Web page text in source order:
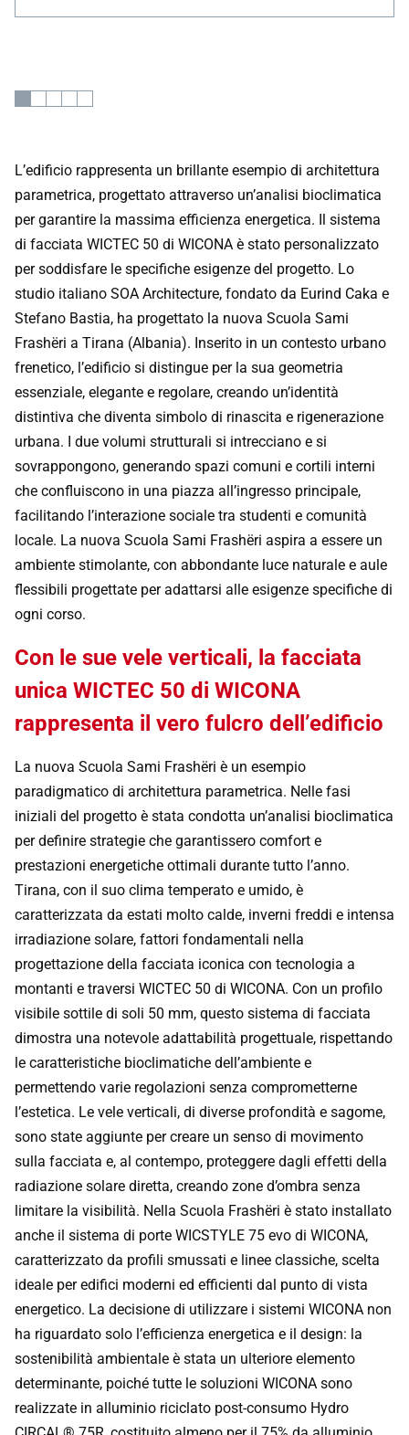
L’edificio rappresenta un brillante esempio di architettura
parametrica, progettato attraverso un’analisi bioclimatica
per garantire la massima efficienza energetica. Il sistema
di facciata WICTEC 50 di WICONA è stato personalizzato
per soddisfare le specifiche esigenze del progetto. Lo
studio italiano SOA Architecture, fondato da Eurind Caka e
Stefano Bastia, ha progettato la nuova Scuola Sami
Frashëri a Tirana (Albania). Inserito in un contesto urbano
frenetico, l’edificio si distingue per la sua geometria
essenziale, elegante e regolare, creando un’identità
distintiva che diventa simbolo di rinascita e rigenerazione
urbana. I due volumi strutturali si intrecciano e si
sovrappongono, generando spazi comuni e cortili interni
che confluiscono in una piazza all’ingresso principale,
facilitando l’interazione sociale tra studenti e comunità
locale. La nuova Scuola Sami Frashëri aspira a essere un
ambiente stimolante, con abbondante luce naturale e aule
flessibili progettate per adattarsi alle esigenze specifiche di
ogni corso.
Con le sue vele verticali, la facciata
unica WICTEC 50 di WICONA
rappresenta il vero fulcro dell’edificio
La nuova Scuola Sami Frashëri è un esempio
paradigmatico di architettura parametrica. Nelle fasi
iniziali del progetto è stata condotta un’analisi bioclimatica
per definire strategie che garantissero comfort e
prestazioni energetiche ottimali durante tutto l’anno.
Tirana, con il suo clima temperato e umido, è
caratterizzata da estati molto calde, inverni freddi e intensa
irradiazione solare, fattori fondamentali nella
progettazione della facciata iconica con tecnologia a
montanti e traversi WICTEC 50 di WICONA. Con un profilo
visibile sottile di soli 50 mm, questo sistema di facciata
dimostra una notevole adattabilità progettuale, rispettando
le caratteristiche bioclimatiche dell’ambiente e
permettendo varie regolazioni senza comprometterne
l’estetica. Le vele verticali, di diverse profondità e sagome,
sono state aggiunte per creare un senso di movimento
sulla facciata e, al contempo, proteggere dagli effetti della
radiazione solare diretta, creando zone d’ombra senza
limitare la visibilità. Nella Scuola Frashëri è stato installato
anche il sistema di porte WICSTYLE 75 evo di WICONA,
caratterizzato da profili smussati e linee classiche, scelta
ideale per edifici moderni ed efficienti dal punto di vista
energetico. La decisione di utilizzare i sistemi WICONA non
ha riguardato solo l’efficienza energetica e il design: la
sostenibilità ambientale è stata un ulteriore elemento
determinante, poiché tutte le soluzioni WICONA sono
realizzate in alluminio riciclato post-consumo Hydro